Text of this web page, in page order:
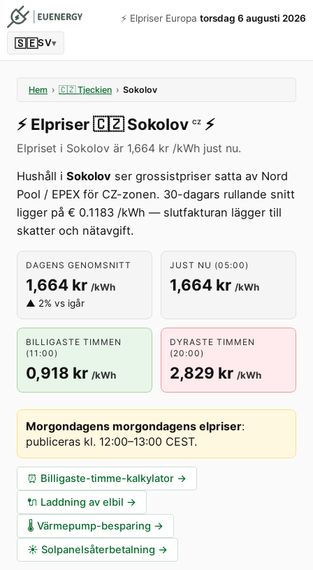
⚡️ Elpriser Europa torsdag 6 augusti 2026
🇸🇪SV▾
Hem › 🇨🇿 Tjeckien › Sokolov
⚡️ Elpriser🇨🇿 Sokolov CZ ⚡️
Elpriset i Sokolov är 1,664 kr /kWh just nu.
Hushåll i Sokolov ser grossistpriser satta av Nord
Pool / EPEX för CZ-zonen. 30-dagars rullande snitt
ligger på € 0.1183 /kWh — slutfakturan lägger till
skatter och nätavgift.
DAGENS GENOMSNITT
1,664 kr /kWh
▲ 2% vs igår
JUST NU (05:00)
1,664 kr /kWh
BILLIGASTE TIMMEN
(11:00)
0,918 kr /kWh
DYRASTE TIMMEN
(20:00)
2,829 kr /kWh
Morgondagens morgondagens elpriser:
publiceras kl. 12:00–13:00 CEST.
⏰ Billigaste-timme-kalkylator →
🔌 Laddning av elbil →
🌡️ Värmepump-besparing →
☀️ Solpanelsåterbetalning →